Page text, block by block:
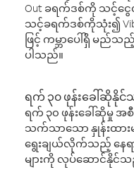
Out ခရက်ဒစ်ကို သင့်
သင့်ခရက်ဒစ်ကိုသုံး၍
ဖြင့် ကမ္ဘာပေါ်ရှိ မည်
ပါသည်။
ရက် ၃၀ ဖုန်းခေါ်ဆိုနို
ရက် ၃၀ ဖုန်းခေါ်ဆိုမှု
သက်သာသော နှုန်းထားမ
ရွေးချယ်လိုက်သည့် နေရ
များကို လုပ်ဆောင်နိုင်